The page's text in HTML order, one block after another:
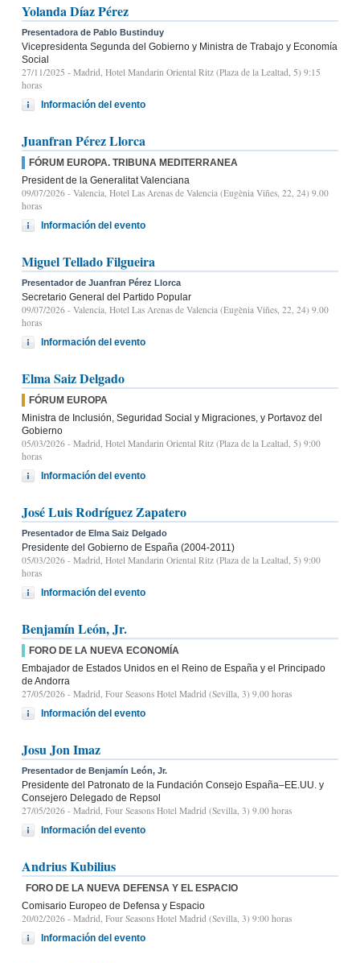
Yolanda Díaz Pérez
Presentadora de Pablo Bustinduy
Vicepresidenta Segunda del Gobierno y Ministra de Trabajo y Economía
Social
27/11/2025 - Madrid, Hotel Mandarin Oriental Ritz (Plaza de la Lealtad, 5) 9:15
horas
Información del evento
Juanfran Pérez Llorca
FÓRUM EUROPA. TRIBUNA MEDITERRANEA
President de la Generalitat Valenciana
09/07/2026 - Valencia, Hotel Las Arenas de Valencia (Eugènia Viñes, 22, 24) 9.00
horas
Información del evento
Miguel Tellado Filgueira
Presentador de Juanfran Pérez Llorca
Secretario General del Partido Popular
09/07/2026 - Valencia, Hotel Las Arenas de Valencia (Eugènia Viñes, 22, 24) 9.00
horas
Información del evento
Elma Saiz Delgado
FÓRUM EUROPA
Ministra de Inclusión, Seguridad Social y Migraciones, y Portavoz del
Gobierno
05/03/2026 - Madrid, Hotel Mandarin Oriental Ritz (Plaza de la Lealtad, 5) 9:00
horas
Información del evento
José Luis Rodríguez Zapatero
Presentador de Elma Saiz Delgado
Presidente del Gobierno de España (2004-2011)
05/03/2026 - Madrid, Hotel Mandarin Oriental Ritz (Plaza de la Lealtad, 5) 9:00
horas
Información del evento
Benjamín León, Jr.
FORO DE LA NUEVA ECONOMÍA
Embajador de Estados Unidos en el Reino de España y el Principado
de Andorra
27/05/2026 - Madrid, Four Seasons Hotel Madrid (Sevilla, 3) 9.00 horas
Información del evento
Josu Jon Imaz
Presentador de Benjamín León, Jr.
Presidente del Patronato de la Fundación Consejo España–EE.UU. y
Consejero Delegado de Repsol
27/05/2026 - Madrid, Four Seasons Hotel Madrid (Sevilla, 3) 9.00 horas
Información del evento
Andrius Kubilius
FORO DE LA NUEVA DEFENSA Y EL ESPACIO
Comisario Europeo de Defensa y Espacio
20/02/2026 - Madrid, Four Seasons Hotel Madrid (Sevilla, 3) 9:00 horas
Información del evento